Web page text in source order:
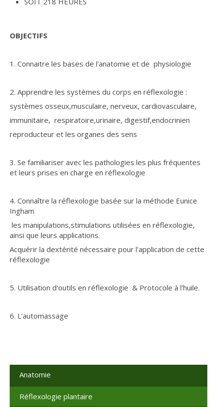
OBJECTIFS
1. Connaitre les bases de l'anatomie et de physiologie
2. Apprendre les systèmes du corps en réflexologie :
systèmes osseux,musculaire, nerveux, cardiovasculaire,
immunitaire, respiratoire,urinaire, digestif,endocrinien
reproducteur et les organes des sens
3. Se familiariser avec les pathologies les plus fréquentes
et leurs prises en charge en réflexologie
4. Connaître la réflexologie basée sur la méthode Eunice
Ingham
les manipulations,stimulations utilisées en réflexologie,
ainsi que leurs applications.
Acquérir la dextérité nécessaire pour l'application de cette
réflexologie
5. Utilisation d'outils en réflexologie & Protocole à l’huile.
6. L’automassage
Anatomie
Réflexologie plantaire